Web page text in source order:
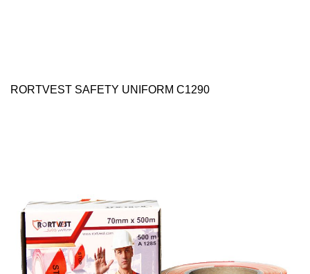
RORTVEST SAFETY UNIFORM C1290